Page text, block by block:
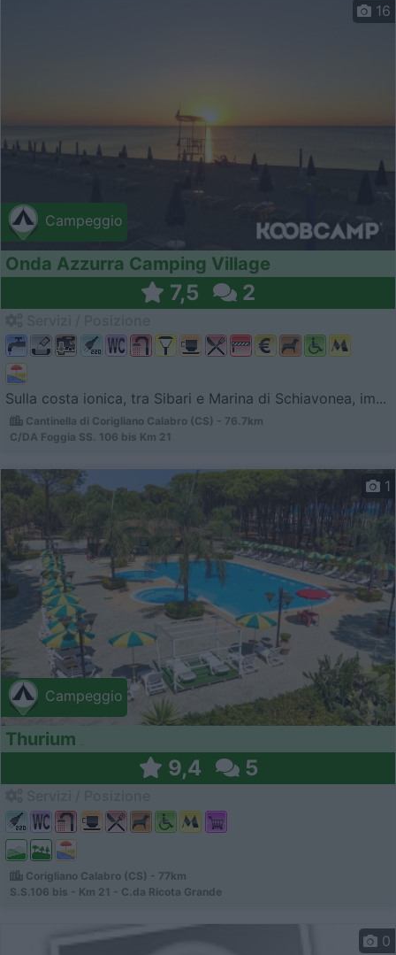
Campeggio
16
Onda Azzurra Camping Village
7,5 2
Sulla costa ionica, tra Sibari e Marina di Schiavonea, im...
Cantinella di Corigliano Calabro (CS) - 76.7km
C/DA Foggia SS. 106 bis Km 21
Campeggio
1
Thurium
9,4 5
Corigliano Calabro (CS) - 77km
S.S.106 bis - Km 21 - C.da Ricota Grande
0